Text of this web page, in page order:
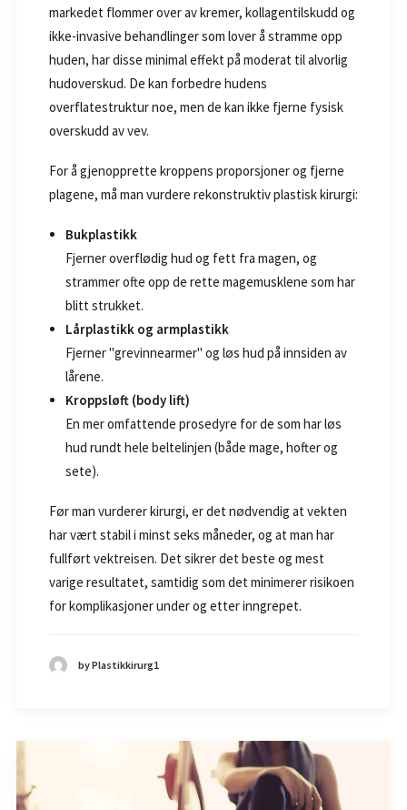
markedet flommer over av kremer, kollagentilskudd og
ikke-invasive behandlinger som lover å stramme opp
huden, har disse minimal effekt på moderat til alvorlig
hudoverskud. De kan forbedre hudens
overflatestruktur noe, men de kan ikke fjerne fysisk
overskudd av vev.
For å gjenopprette kroppens proporsjoner og fjerne
plagene, må man vurdere rekonstruktiv plastisk kirurgi:
Bukplastikk
Fjerner overflødig hud og fett fra magen, og
strammer ofte opp de rette magemusklene som har
blitt strukket.
Lårplastikk og armplastikk
Fjerner "grevinnearmer" og løs hud på innsiden av
lårene.
Kroppsløft (body lift)
En mer omfattende prosedyre for de som har løs
hud rundt hele beltelinjen (både mage, hofter og
sete).
Før man vurderer kirurgi, er det nødvendig at vekten
har vært stabil i minst seks måneder, og at man har
fullført vektreisen. Det sikrer det beste og mest
varige resultatet, samtidig som det minimerer risikoen
for komplikasjoner under og etter inngrepet.
by Plastikkirurg1